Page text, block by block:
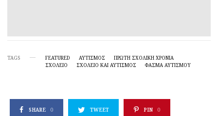
TAGS FEATURED ΑΥΤΙΣΜΌΣ
ΠΡΏΤΗ ΣΧΟΛΙΚΉ ΧΡΟΝΙΆ
ΣΧΟΛΕΊΟ
ΣΧΟΛΕΊΟ ΚΑΙ ΑΥΤΙΣΜΌΣ ΦΆΣΜΑ ΑΥΤΙΣΜΟΎ
SHARE 0 TWEET PIN 0